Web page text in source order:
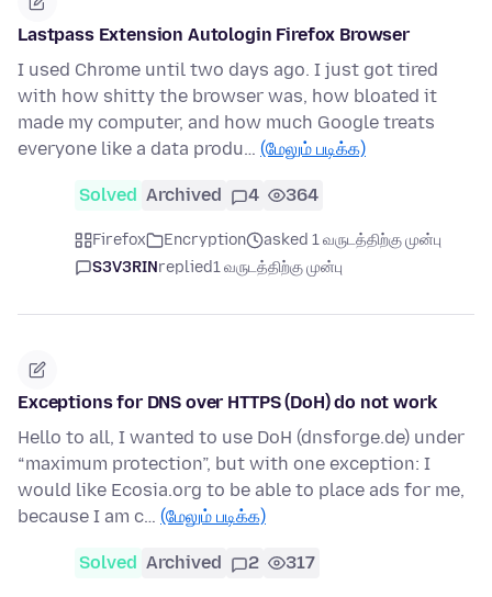
Lastpass Extension Autologin Firefox Browser
I used Chrome until two days ago. I just got tired
with how shitty the browser was, how bloated it
made my computer, and how much Google treats
everyone like a data produ… (மேலும் படிக்க)
Solved Archived 4 364
Firefox Encryption
asked 1 வருடத்திற்கு முன்பு
S3V3RINreplied1 வருடத்திற்கு முன்பு
Exceptions for DNS over HTTPS (DoH) do not work
Hello to all, I wanted to use DoH (dnsforge.de) under
“maximum protection”, but with one exception: I
would like Ecosia.org to be able to place ads for me,
because I am c… (மேலும் படிக்க)
Solved Archived 2 317